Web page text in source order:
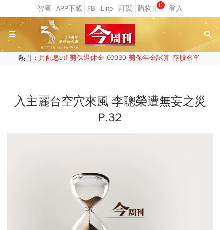
0
熱門： 月配息etf 勞保退休金 00939 勞保年金試算 存股名單
入主麗台空穴來風 李聰榮遭無妄之災
P.32